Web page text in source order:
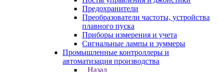
Предохранители
Преобразователи частоты, устройства
плавного пуска
Приборы измерения и учета
Сигнальные лампы и зуммеры
Промышленные контроллеры и
автоматизация производства
Назад